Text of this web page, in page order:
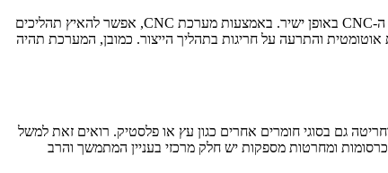
– תוכנות ייעודיות מאפשרות להפיק את המיטב ממכונות CNC. למעשה אפשר להתחיל מתכנון בתוכנת תיב”מ ומשם להוציא הנחיות למכונת ה-CNC באופן ישיר. באמצעות מערכת CNC, אפשר להאיץ תהליכים
והתרעה על חריגות בתהליך הייצור. כמובן, המערכת תהיה
גם בסוגי חומרים אחרים כגון עץ או פלסטיק. רואים זאת למשל
ומחרטות מספקות יש חלק מרכזי בעניין המתמשך והרב